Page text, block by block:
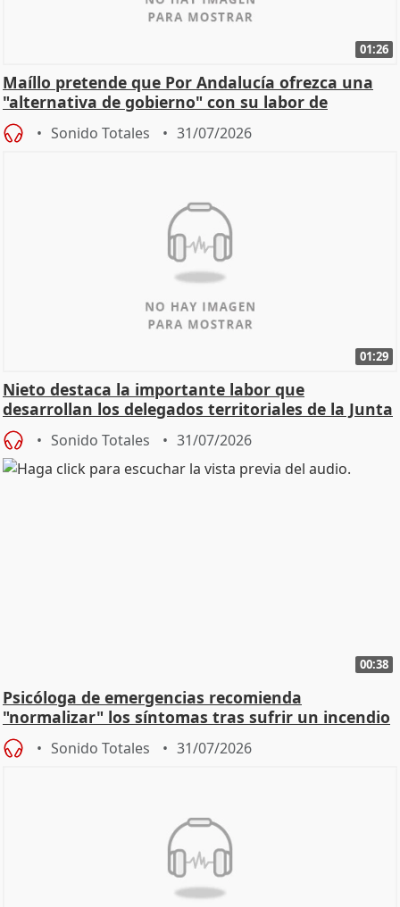
01:26
Maíllo pretende que Por Andalucía ofrezca una
"alternativa de gobierno" con su labor de
oposición
Sonido Totales 31/07/2026
01:29
Nieto destaca la importante labor que
desarrollan los delegados territoriales de la Junta
Sonido Totales 31/07/2026
00:38
Psicóloga de emergencias recomienda
"normalizar" los síntomas tras sufrir un incendio
Sonido Totales 31/07/2026